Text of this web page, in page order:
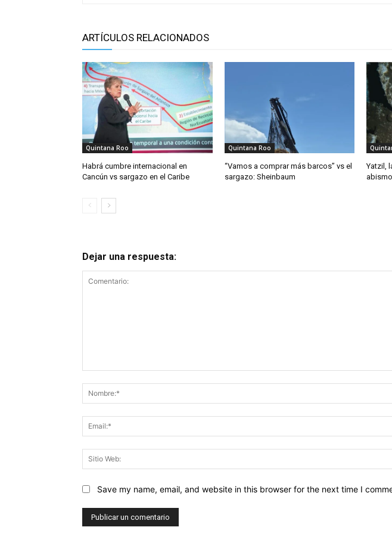
ARTÍCULOS RELACIONADOS
Quintana Roo
Habrá cumbre internacional en
Cancún vs sargazo en el Caribe
Quintana Roo
“Vamos a comprar más barcos” vs el
sargazo: Sheinbaum
Yatzil,
Dejar una respuesta:
Save my name, email, and website in this browser for the next time I